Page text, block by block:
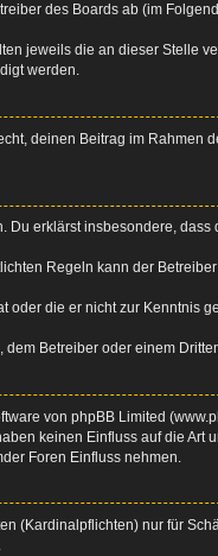
des Boards ab (im
jeweils die an dieser Stelle
werden.
deinen Beitrag im Rahmen
erklärst insbesondere,
Regeln kann der
oder die er nicht zur Kenntnis
Betreiber oder einem
von phpBB Limited
keinen Einfluss auf die Art
Foren Einfluss nehmen.
(Kardinalpflichten) nur für